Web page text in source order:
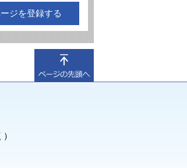
ジを登録する